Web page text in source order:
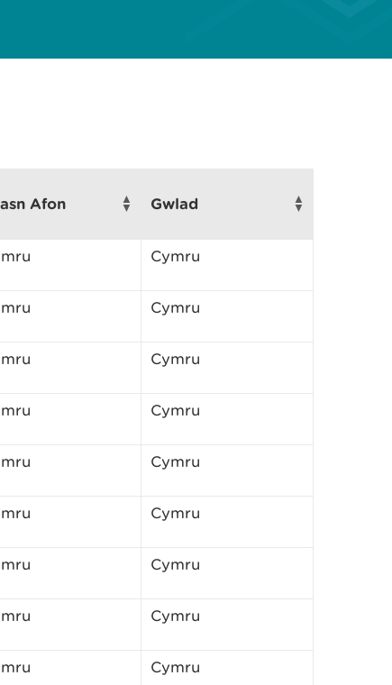
Afon Gwlad
Cymru
Cymru
Cymru
Cymru
Cymru
Cymru
Cymru
Cymru
Cymru